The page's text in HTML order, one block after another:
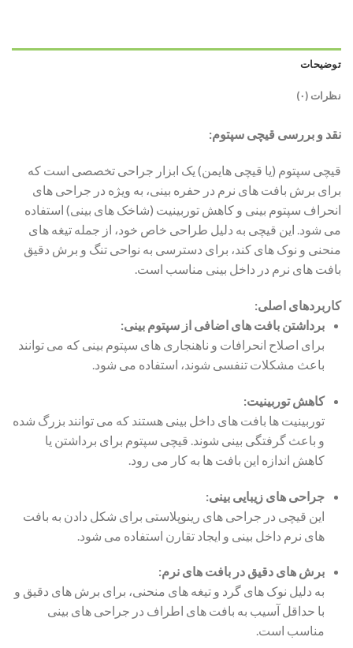
توضیحات
نظرات (۰)
نقد و بررسی قیچی سپتوم:
قیچی سپتوم (یا قیچی هایمن) یک ابزار جراحی تخصصی است که
برای برش بافت های نرم در حفره بینی، به ویژه در جراحی های
انحراف سپتوم بینی و کاهش توربینیت (شاخک های بینی) استفاده
می شود. این قیچی به دلیل طراحی خاص خود، از جمله تیغه های
منحنی و نوک های کند، برای دسترسی به نواحی تنگ و برش دقیق
بافت های نرم در داخل بینی مناسب است.
کاربردهای اصلی:
برداشتن بافت های اضافی از سپتوم بینی:
برای اصلاح انحرافات و ناهنجاری های سپتوم بینی که می توانند
باعث مشکلات تنفسی شوند، استفاده می شود.
کاهش توربینیت:
توربینیت ها بافت های داخل بینی هستند که می توانند بزرگ شده
و باعث گرفتگی بینی شوند. قیچی سپتوم برای برداشتن یا
کاهش اندازه این بافت ها به کار می رود.
جراحی های زیبایی بینی:
این قیچی در جراحی های رینوپلاستی برای شکل دادن به بافت
های نرم داخل بینی و ایجاد تقارن استفاده می شود.
برش های دقیق در بافت های نرم:
به دلیل نوک های گرد و تیغه های منحنی، برای برش های دقیق و
با حداقل آسیب به بافت های اطراف در جراحی های بینی
مناسب است.